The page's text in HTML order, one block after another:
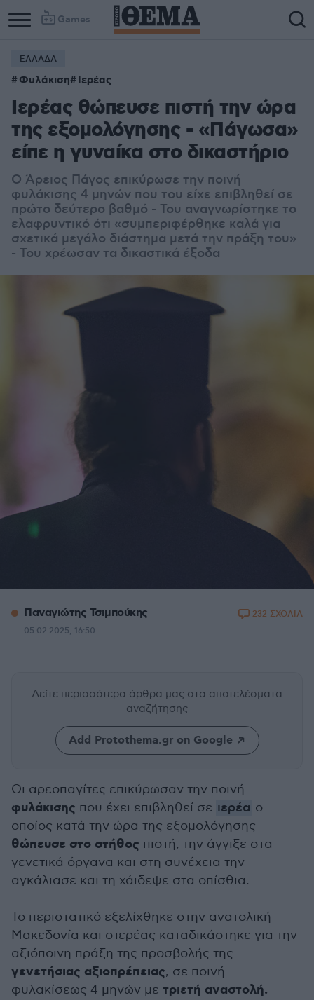
Games
ΕΛΛΑΔΑ
Φυλάκιση Ιερέας
Ιερέας θώπευσε πιστή την ώρα
της εξομολόγησης - «Πάγωσα»
είπε η γυναίκα στο δικαστήριο
Ο Άρειος Πάγος επικύρωσε την ποινή
φυλάκισης 4 μηνών που του είχε επιβληθεί σε
πρώτο δεύτερο βαθμό - Του αναγνωρίστηκε το
ελαφρυντικό ότι «συμπεριφέρθηκε καλά για
σχετικά μεγάλο διάστημα μετά την πράξη του»
- Του χρέωσαν τα δικαστικά έξοδα
Παναγιώτης Τσιμπούκης
05.02.2025, 16:50
232 ΣΧΟΛΙΑ
Δείτε περισσότερα άρθρα μας στα αποτελέσματα
αναζήτησης
Add Protothema.gr on Google
Οι αρεοπαγίτες επικύρωσαν την ποινή
φυλάκισης που έχει επιβληθεί σε ιερέα ο
οποίος κατά την ώρα της εξομολόγησης
θώπευσε στο στήθος πιστή, την άγγιξε στα
γενετικά όργανα και στη συνέχεια την
αγκάλιασε και τη χάιδεψε στα οπίσθια.
Το περιστατικό εξελίχθηκε στην ανατολική
Μακεδονία και ο ιερέας καταδικάστηκε για την
αξιόποινη πράξη της προσβολής της
γενετήσιας αξιοπρέπειας, σε ποινή
φυλακίσεως 4 μηνών με τριετή αναστολή.